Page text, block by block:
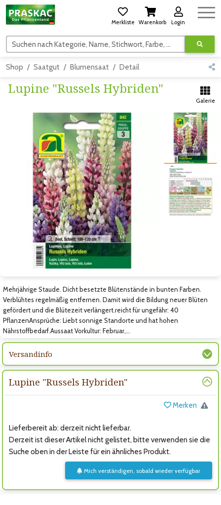
Merkliste Warenkorb Login
Suchen nach Kategorie, Name, Stichwort, Farbe, usw.
Shop Saatgut Blumensaat Detail
Lupine "Russels Hybriden"
Galerie
Zum vorigen Bild Zum nächsten Bild
Zum vorigen Bild
Zum nächsten Bild
Mehrjährige Staude. Dicht besetzte Blütenstände in bunten Farben.
Verblühtes regelmäßig entfernen. Damit wird die Bildung neuer Blüten
gefördert und die Blütezeit verlängert.reicht für ungefähr: 40
PflanzenAnsprüche: Liebt sonnige Standorte und hat hohen
Nährstoffbedarf.Aussaat Vorkultur: Februar,…
Versandinfo
Lupine "Russels Hybriden"
Merken
Lieferbereit ab: derzeit nicht lieferbar.
Derzeit ist dieser Artikel nicht gelistet, bitte verwenden sie die
Suche oben in der Leiste für ein ähnliches Produkt.
Mich verständigen, sobald wieder verfügbar